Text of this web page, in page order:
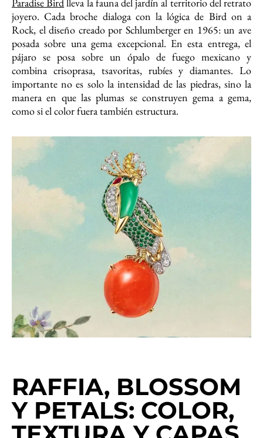
joyero. Cada broche dialoga con la lógica de Bird on a
Rock, el diseño creado por Schlumberger en 1965: un ave
posada sobre una gema excepcional. En esta entrega, el
pájaro se posa sobre un ópalo de fuego mexicano y
combina crisoprasa, tsavoritas, rubíes y diamantes. Lo
importante no es solo la intensidad de las piedras, sino la
manera en que las plumas se construyen gema a gema,
como si el color fuera también estructura.
RAFFIA, BLOSSOM
Y PETALS: COLOR,